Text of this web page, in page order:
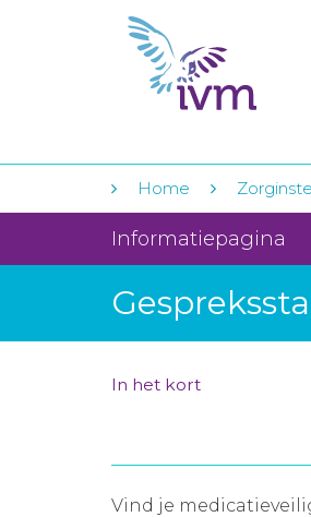
Home
Informatiepagina
In het kort
Vind je